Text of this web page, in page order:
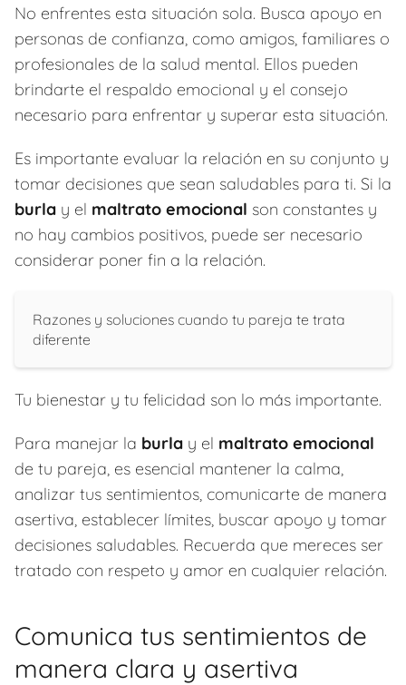
No enfrentes esta situación sola. Busca apoyo en
personas de confianza, como amigos, familiares o
profesionales de la salud mental. Ellos pueden
brindarte el respaldo emocional y el consejo
necesario para enfrentar y superar esta situación.
Es importante evaluar la relación en su conjunto y
tomar decisiones que sean saludables para ti. Si la
burla y el maltrato emocional son constantes y
no hay cambios positivos, puede ser necesario
considerar poner fin a la relación.
Razones y soluciones cuando tu pareja te trata
diferente
Tu bienestar y tu felicidad son lo más importante.
Para manejar la burla y el maltrato emocional
de tu pareja, es esencial mantener la calma,
analizar tus sentimientos, comunicarte de manera
asertiva, establecer límites, buscar apoyo y tomar
decisiones saludables. Recuerda que mereces ser
tratado con respeto y amor en cualquier relación.
Comunica tus sentimientos de
manera clara y asertiva